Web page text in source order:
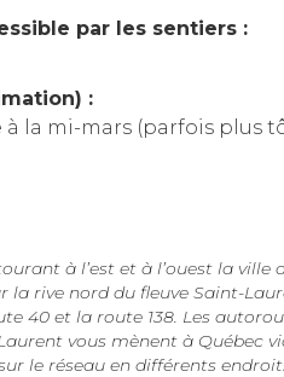
par les sentiers :
:
à la mi-mars (parfois plus
à l’est et à l’ouest la ville
la rive nord du fleuve Saint-
40 et la route 138. Les
vous mènent à Québec
le réseau en différents